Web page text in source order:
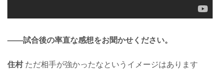
——試合後の率直な感想をお聞かせください。
住村ただ相手が強かったなというイメージはあります